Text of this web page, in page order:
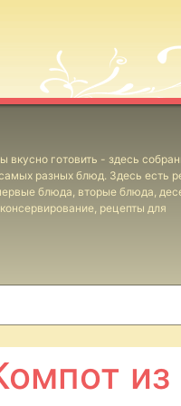
вкусно готовить - здесь
разных блюд. Здесь есть
блюда, вторые блюда,
рецепты для